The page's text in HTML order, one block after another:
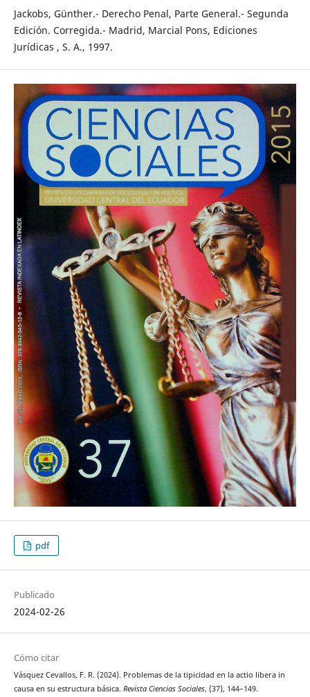
Jackobs, Günther.- Derecho Penal, Parte General.- Segunda
Edición. Corregida.- Madrid, Marcial Pons, Ediciones
Jurídicas , S. A., 1997.
pdf
Publicado
2024-02-26
Cómo citar
Vásquez Cevallos, F. R. (2024). Problemas de la tipicidad en la actio libera in
causa en su estructura básica. Revista Ciencias Sociales, (37), 144–149.